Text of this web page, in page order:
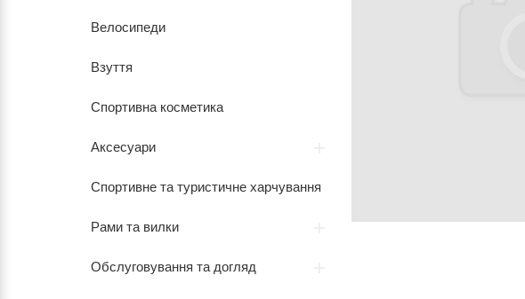
Велосипеди
Взуття
Спортивна косметика
Аксесуари
Спортивне та туристичне харчування
Рами та вилки
Обслуговування та догляд